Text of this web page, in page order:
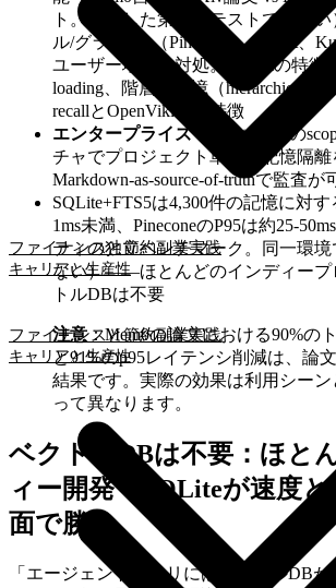
ファイナンスと節約副業実践
キャリアと生産性
ファイナンスと節約副業実践
キャリアと生産性
ト。独立した第三者テストではな
ル/グラフDB（Pinecone、Qdrant、
ユーザー増加に対処。Hmemの特徴
loading、階層型記憶（hierarchical
recallとOpenVikingの特徴
エンタープライズ：agent-recallの
チャでプロジェクト単位の記憶隔離
Markdown-as-source-of-truthで監査が
SQLite+FTS5は4,300件の記憶に対
1ms未満、PineconeのP95は約25-
ティの独立ベンチマーク。同一環
ない）——ほとんどのインディープ
トルDBは不要
注意：Mem0の論文における90%の
と91%のp95レイテンシ削減は、論
結果です。実際の効果は利用シーン
って異なります。
ベクトルDBは不要：ほと
ィー開発でSQLiteが速度
面で勝る
「エージェントメモリにはベクトルDB